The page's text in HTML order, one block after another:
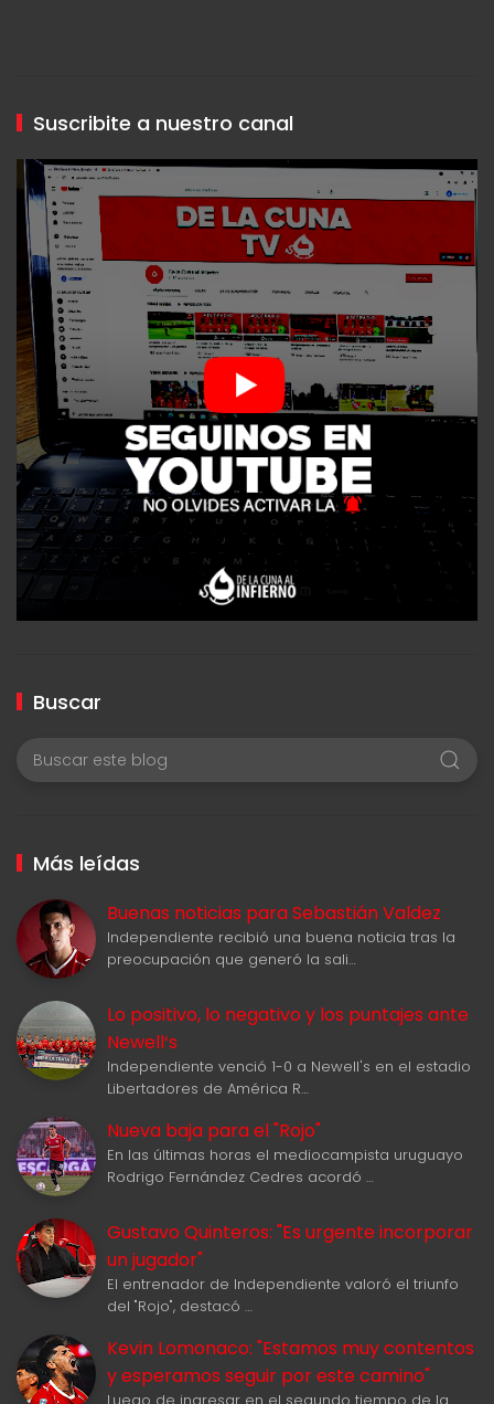
Suscribite a nuestro canal
Buscar
Más leídas
Buenas noticias para Sebastián Valdez
Independiente recibió una buena noticia tras la
preocupación que generó la sali…
Lo positivo, lo negativo y los puntajes ante
Newell‘s
Independiente venció 1-0 a Newell's en el estadio
Libertadores de América R…
Nueva baja para el "Rojo"
En las últimas horas el mediocampista uruguayo
Rodrigo Fernández Cedres acordó …
Gustavo Quinteros: "Es urgente incorporar
un jugador"
El entrenador de Independiente valoró el triunfo
del "Rojo", destacó …
Kevin Lomonaco: "Estamos muy contentos
y esperamos seguir por este camino"